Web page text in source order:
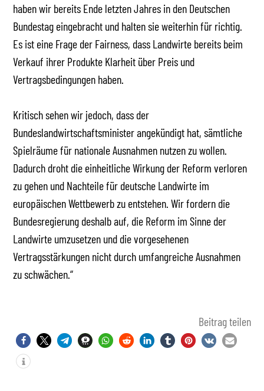
haben wir bereits Ende letzten Jahres in den Deutschen
Bundestag eingebracht und halten sie weiterhin für richtig.
Es ist eine Frage der Fairness, dass Landwirte bereits beim
Verkauf ihrer Produkte Klarheit über Preis und
Vertragsbedingungen haben.
Kritisch sehen wir jedoch, dass der
Bundeslandwirtschaftsminister angekündigt hat, sämtliche
Spielräume für nationale Ausnahmen nutzen zu wollen.
Dadurch droht die einheitliche Wirkung der Reform verloren
zu gehen und Nachteile für deutsche Landwirte im
europäischen Wettbewerb zu entstehen. Wir fordern die
Bundesregierung deshalb auf, die Reform im Sinne der
Landwirte umzusetzen und die vorgesehenen
Vertragsstärkungen nicht durch umfangreiche Ausnahmen
zu schwächen.“
Beitrag teilen